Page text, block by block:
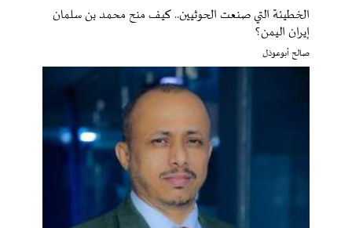
الخطيئة التي صنعت الحوثيين.. كيف منح محمد بن سلمان
إيران اليمن؟
صالح أبوعوذل